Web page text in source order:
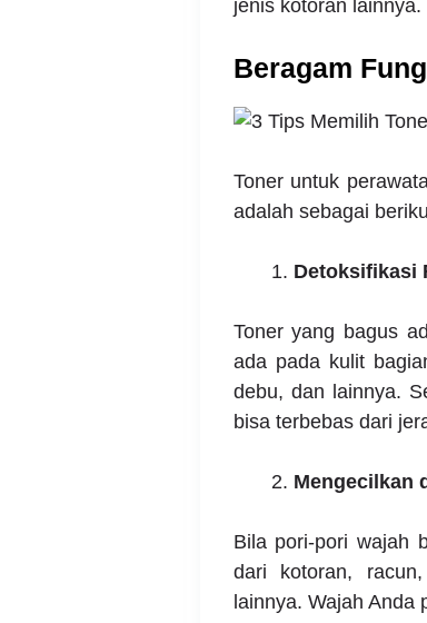
jenis kotoran lainnya.
Beragam
Toner untuk
adalah sebagai
Detoksifikasi
Toner yang bagus
ada pada kulit
debu, dan lainnya.
bisa terbebas dari
Mengecilkan
Bila pori-pori wajah
dari kotoran,
lainnya. Wajah Anda